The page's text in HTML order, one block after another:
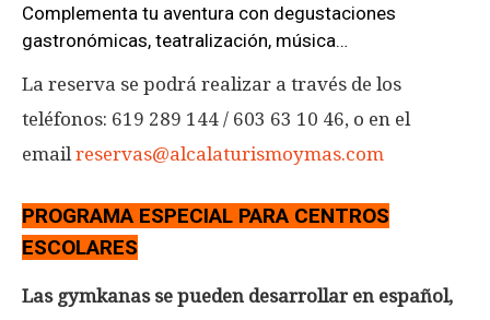
Complementa tu aventura con degustaciones
gastronómicas, teatralización, música…
La reserva se podrá realizar a través de los
teléfonos: 619 289 144 / 603 63 10 46, o en el
email reservas@alcalaturismoymas.com
PROGRAMA ESPECIAL PARA CENTROS
ESCOLARES
Las gymkanas se pueden desarrollar en español,